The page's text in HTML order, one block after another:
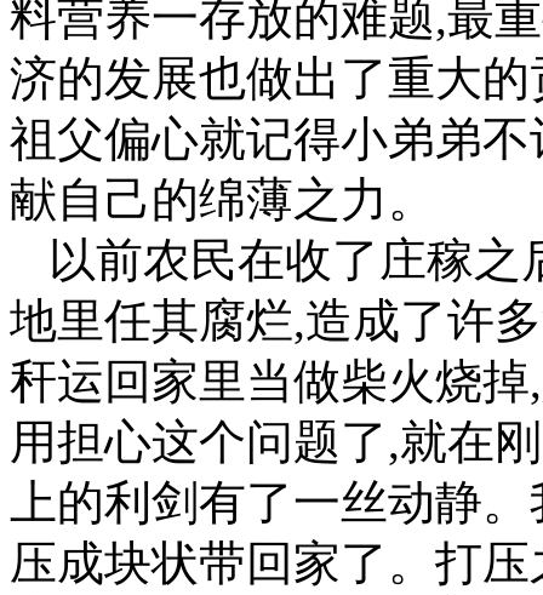
料营养一存放的难题,最
济的发展也做出了重大
祖父偏心就记得小弟弟
献自己的绵薄之力。
以前农民在收了庄稼
地里任其腐烂,造成了许
秆运回家里当做柴火烧
用担心这个问题了,就在
上的利剑有了一丝动静
压成块状带回家了。打